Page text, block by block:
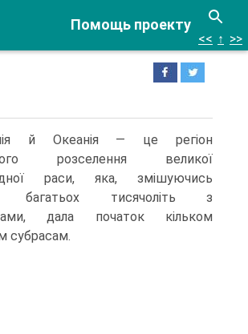
Помощь проекту
<< ↑ >>
й Океанія — це регіон
розселення великої
раси, яка, змішуючись
багатьох тисячоліть з
дала початок кільком
субрасам.